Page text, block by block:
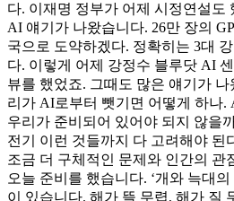
다. 이재명 정부가 어제 시정연설도
AI 얘기가 나왔습니다. 26만 장의
국으로 도약하겠다. 정확히는 3대
다. 이렇게 어제 강정수 블루닷 AI
뷰를 했었죠. 그때도 많은 얘기가
리가 AI로부터 뺏기면 어떻게 하나.
우리가 준비되어 있어야 되지 않을
전기 이런 것들까지 다 고려해야 된
조금 더 구체적인 문제와 인간의 관
오늘 준비를 했습니다. ‘개와 늑대
이 있습니다. 해가 뜰 무렵, 해가 질